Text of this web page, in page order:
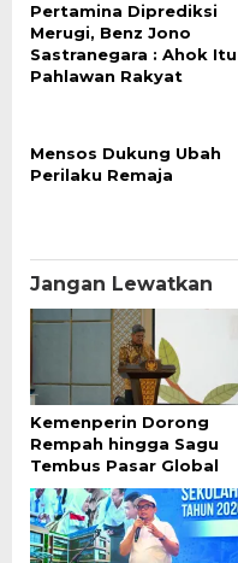
Pertamina Diprediksi
Merugi, Benz Jono
Sastranegara : Ahok Itu
Pahlawan Rakyat
Mensos Dukung Ubah
Perilaku Remaja
Jangan Lewatkan
Kemenperin Dorong
Rempah hingga Sagu
Tembus Pasar Global